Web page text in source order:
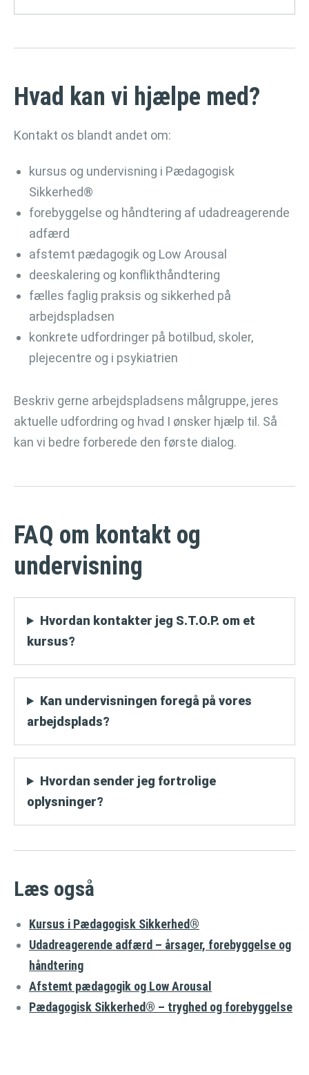
Hvad kan vi hjælpe med?
Kontakt os blandt andet om:
kursus og undervisning i Pædagogisk
Sikkerhed®
forebyggelse og håndtering af udadreagerende
adfærd
afstemt pædagogik og Low Arousal
deeskalering og konflikthåndtering
fælles faglig praksis og sikkerhed på
arbejdspladsen
konkrete udfordringer på botilbud, skoler,
plejecentre og i psykiatrien
Beskriv gerne arbejdspladsens målgruppe, jeres
aktuelle udfordring og hvad I ønsker hjælp til. Så
kan vi bedre forberede den første dialog.
FAQ om kontakt og
undervisning
Hvordan kontakter jeg S.T.O.P. om et
kursus?
Kan undervisningen foregå på vores
arbejdsplads?
Hvordan sender jeg fortrolige
oplysninger?
Læs også
Kursus i Pædagogisk Sikkerhed®
Udadreagerende adfærd – årsager, forebyggelse og
håndtering
Afstemt pædagogik og Low Arousal
Pædagogisk Sikkerhed® – tryghed og forebyggelse